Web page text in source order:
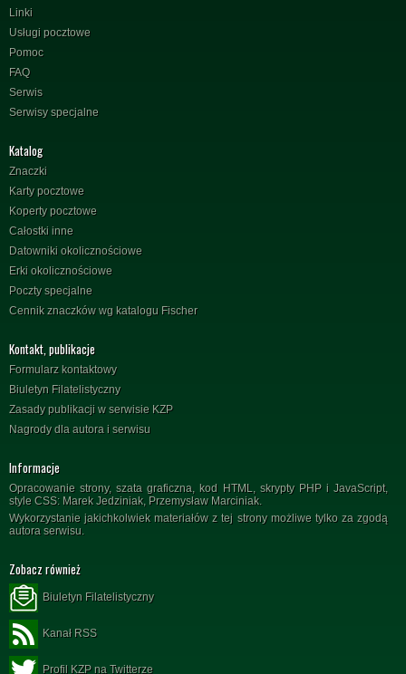
Linki
Usługi pocztowe
Pomoc
FAQ
Serwis
Serwisy specjalne
Katalog
Znaczki
Karty pocztowe
Koperty pocztowe
Całostki inne
Datowniki okolicznościowe
Erki okolicznościowe
Poczty specjalne
Cennik znaczków wg katalogu Fischer
Kontakt, publikacje
Formularz kontaktowy
Biuletyn Filatelistyczny
Zasady publikacji w serwisie KZP
Nagrody dla autora i serwisu
Informacje
Opracowanie strony, szata graficzna, kod HTML, skrypty PHP i JavaScript,
style CSS: Marek Jedziniak, Przemysław Marciniak.
Wykorzystanie jakichkolwiek materiałów z tej strony możliwe tylko za zgodą
autora serwisu.
Zobacz również
Biuletyn Filatelistyczny
Kanał RSS
Profil KZP na Twitterze